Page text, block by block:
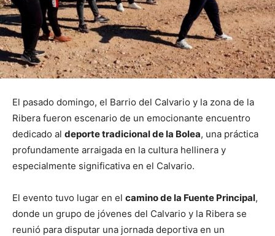
El pasado domingo, el Barrio del Calvario y la zona de la
Ribera fueron escenario de un emocionante encuentro
dedicado al deporte tradicional de la Bolea, una práctica
profundamente arraigada en la cultura hellinera y
especialmente significativa en el Calvario.
El evento tuvo lugar en el camino de la Fuente Principal,
donde un grupo de jóvenes del Calvario y la Ribera se
reunió para disputar una jornada deportiva en un